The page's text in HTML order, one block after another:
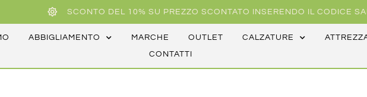
SCONTO DEL 10% SU PREZZO SCONTATO INSERENDO IL CODICE
ABBIGLIAMENTO MARCHE OUTLET CALZATURE
CONTATTI